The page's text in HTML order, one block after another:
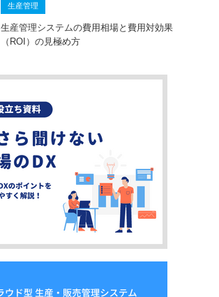
生産管理
生産管理システムの費用相場と費用対効果
（ROI）の見極め方